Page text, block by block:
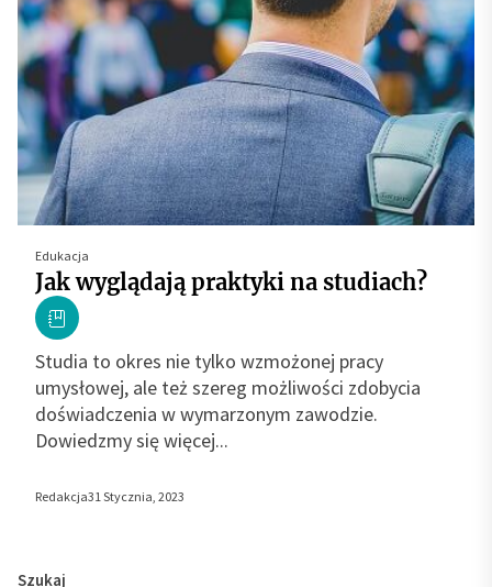
Edukacja
Jak wyglądają praktyki na studiach?
Studia to okres nie tylko wzmożonej pracy
umysłowej, ale też szereg możliwości zdobycia
doświadczenia w wymarzonym zawodzie.
Dowiedzmy się więcej...
Redakcja31 Stycznia, 2023
Szukaj